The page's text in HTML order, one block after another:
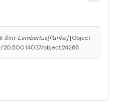
Sint-Lambertus[Parike] [Object
object.24266